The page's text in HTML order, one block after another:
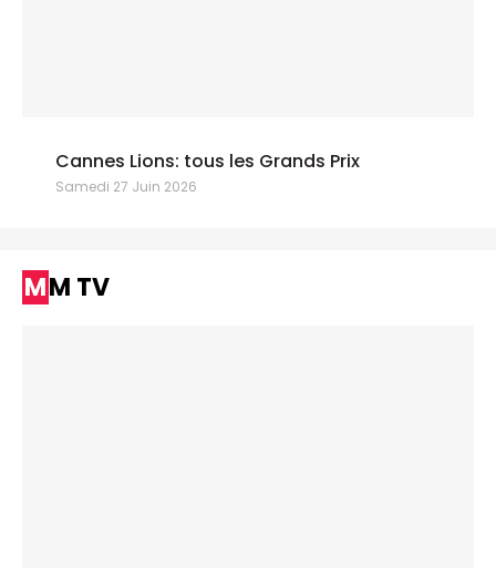
Cannes Lions: tous les Grands Prix
Samedi 27 Juin 2026
MM TV